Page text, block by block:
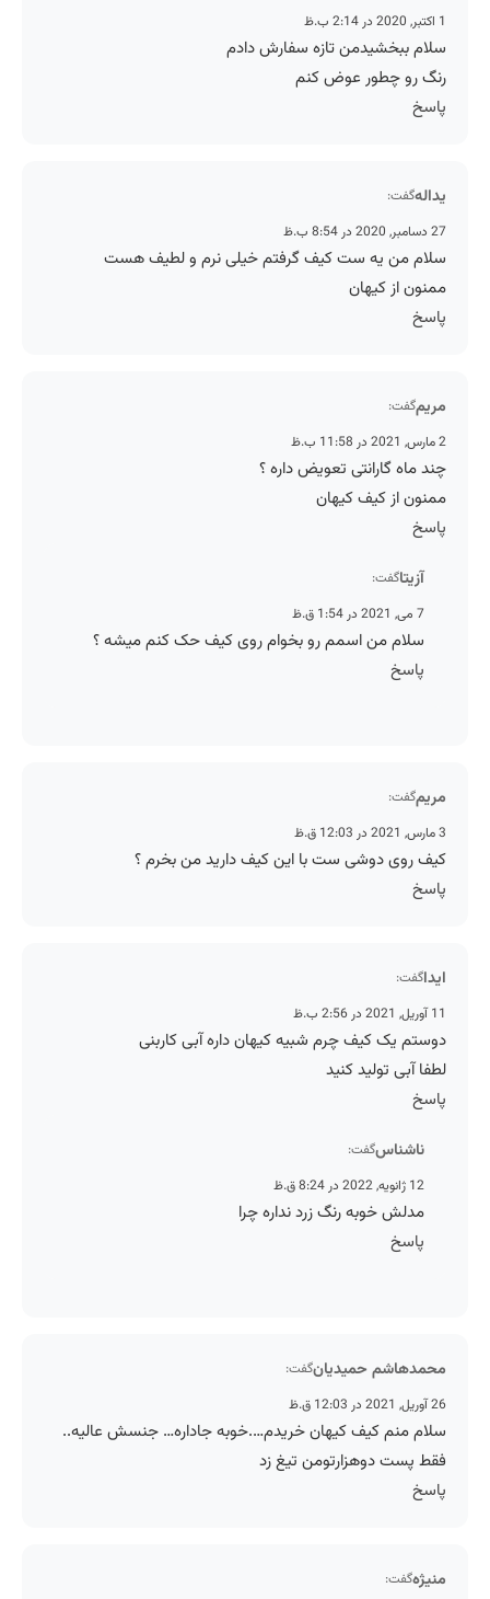
1 اکتبر, 2020 در 2:14 ب.ظ
سلام ببخشیدمن تازه سفارش دادم
رنگ رو چطور عوض کنم
پاسخ
یدالهگفت:
27 دسامبر, 2020 در 8:54 ب.ظ
سلام من یه ست کیف گرفتم خیلی نرم و لطیف هست
ممنون از کیهان
پاسخ
مریمگفت:
2 مارس, 2021 در 11:58 ب.ظ
چند ماه گارانتی تعویض داره ؟
ممنون از کیف کیهان
پاسخ
آزیتاگفت:
7 می, 2021 در 1:54 ق.ظ
سلام من اسمم رو بخوام روی کیف حک کنم میشه ؟
پاسخ
مریمگفت:
3 مارس, 2021 در 12:03 ق.ظ
کیف روی دوشی ست با این کیف دارید من بخرم ؟
پاسخ
ایداگفت:
11 آوریل, 2021 در 2:56 ب.ظ
دوستم یک کیف چرم شبیه کیهان داره آبی کاربنی
لطفا آبی تولید کنید
پاسخ
ناشناسگفت:
12 ژانویه, 2022 در 8:24 ق.ظ
مدلش خوبه رنگ زرد نداره چرا
پاسخ
محمدهاشم حمیدیانگفت:
26 آوریل, 2021 در 12:03 ق.ظ
سلام منم کیف کیهان خریدم….خوبه جاداره… جنسش عالیه..
فقط پست دوهزارتومن تیغ زد
پاسخ
منیژهگفت: